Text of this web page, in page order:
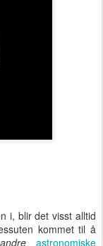
i, blir det visst alltid
kommet til å
andre
astronomiske